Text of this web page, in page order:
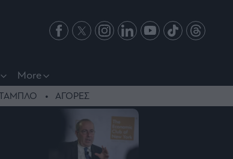
More
ΤΑΜΠΛΟ ΑΓΟΡΕΣ